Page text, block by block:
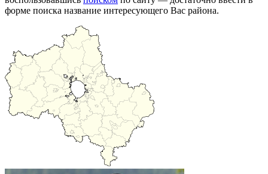
форме поиска название интересующего Вас района.